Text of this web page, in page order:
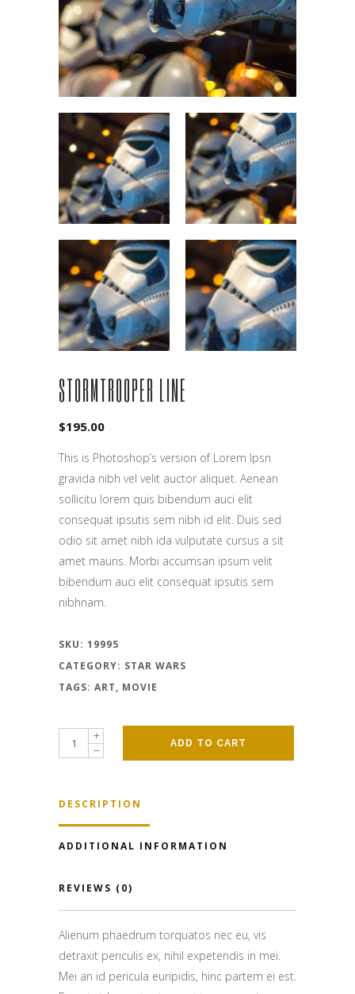
STORMTROOPER LINE
$195.00
This is Photoshop’s version of Lorem Ipsn
gravida nibh vel velit auctor aliquet. Aenean
sollicitu lorem quis bibendum auci elit
consequat ipsutis sem nibh id elit. Duis sed
odio sit amet nibh ida vulputate cursus a sit
amet mauris. Morbi accumsan ipsum velit
bibendum auci elit consequat ipsutis sem
nibhnam.
SKU: 19995
CATEGORY: STAR WARS
TAGS: ART, MOVIE
ADD TO CART
DESCRIPTION
ADDITIONAL INFORMATION
REVIEWS (0)
Alienum phaedrum torquatos nec eu, vis
detraxit periculis ex, nihil expetendis in mei.
Mei an id pericula euripidis, hinc partem ei est.